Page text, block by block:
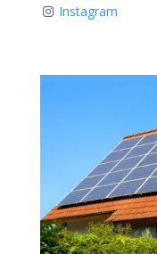
Instagram